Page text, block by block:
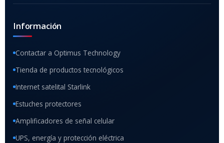
Información
Contactar a Optimus Technology
Tienda de productos tecnológicos
Internet satelital Starlink
Estuches protectores
Amplificadores de señal celular
UPS, energía y protección eléctrica